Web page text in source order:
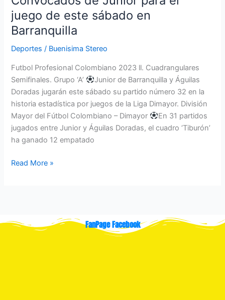
juego de este sábado en
Barranquilla
Deportes / Buenisima Stereo
Futbol Profesional Colombiano 2023 ll. Cuadrangulares
Semifinales. Grupo ‘A’
Junior de Barranquilla y Águilas
Doradas jugarán este sábado su partido número 32 en la
historia estadística por juegos de la Liga Dimayor. División
Mayor del Fútbol Colombiano – Dimayor
En 31 partidos
jugados entre Junior y Águilas Doradas, el cuadro ‘Tiburón’
ha ganado 12 empatado
Read More »
FanPage Facebook